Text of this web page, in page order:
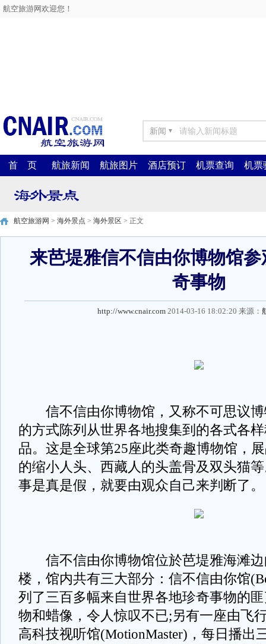
航空旅游网欢迎您！
新闻 ▼
首 页 航旅新闻 航旅图片 酒店预订 机票查询 机票
航空旅游网 > 海外景点 > 海外景区 > 正文
来芭堤雅信不信由你博物馆
奇事物
http://www.cnair.com 2014-03-16 18:02:20 来源：
信不信由你博物馆，又称不可思议博
的方式陈列从世界各地搜集到的各式各
品。这是全球第25座此类奇趣博物馆，
的缩小人头、西藏人的头盖骨及双头猫
事是真是假，就要由观众自己来判断了。
信不信由你博物馆位於芭堤雅海滩边
楼，馆内共有三大部分：信不信由你馆
列了三百多幅来自世界各地珍奇事物的
物和蜡像，令人惊叹不已;另有一座由飞
高科技视听馆(MotionMaster)，每日播出